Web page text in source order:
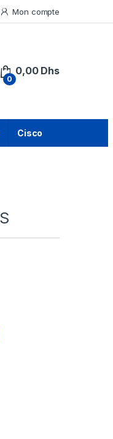
Mon compte
0
0,00 Dhs
Cisco